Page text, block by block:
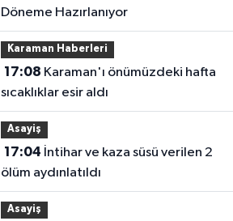
Döneme Hazırlanıyor
Karaman Haberleri
17:08
sıcaklıklar esir aldı
Asayiş
17:04
ölüm aydınlatıldı
Asayiş